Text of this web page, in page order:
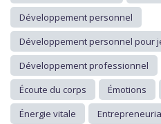
Développement personnel
Développement personnel pour
Développement professionnel
Écoute du corps
Émotions
Énergie vitale